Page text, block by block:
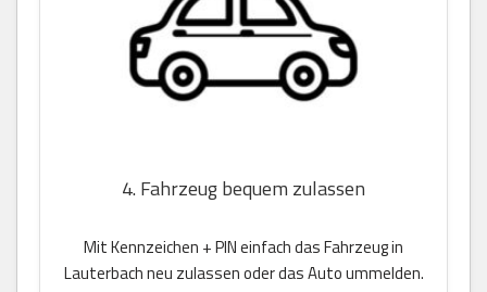
4. Fahrzeug bequem zulassen
Mit Kennzeichen + PIN einfach das Fahrzeug in
Lauterbach neu zulassen oder das Auto ummelden.